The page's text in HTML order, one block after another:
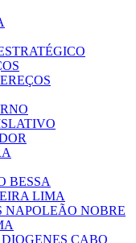
BESSA
LIMA
NAPOLEÃO NOBRE
CABO